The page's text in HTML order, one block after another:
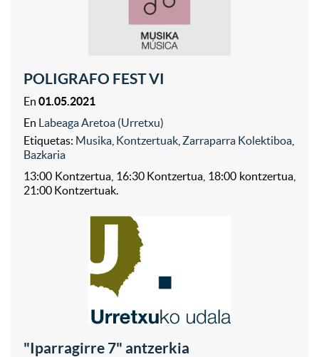
POLIGRAFO FEST VI
En 01.05.2021
En Labeaga Aretoa (Urretxu)
Etiquetas: Musika Kontzertuak Zarraparra Kolektiboa
Bazkaria
13:00 Kontzertua, 16:30 Kontzertua, 18:00 kontzertua,
21:00 Kontzertuak.
"Iparragirre 7" antzerkia